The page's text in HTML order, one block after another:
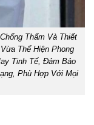
Thấm Và Thiết
Thể Hiện Phong
Tinh Tế, Đảm Bảo
Phù Hợp Với Mọi